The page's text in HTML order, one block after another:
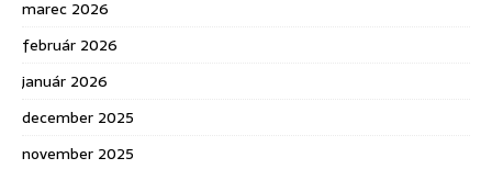
marec 2026
február 2026
január 2026
december 2025
november 2025